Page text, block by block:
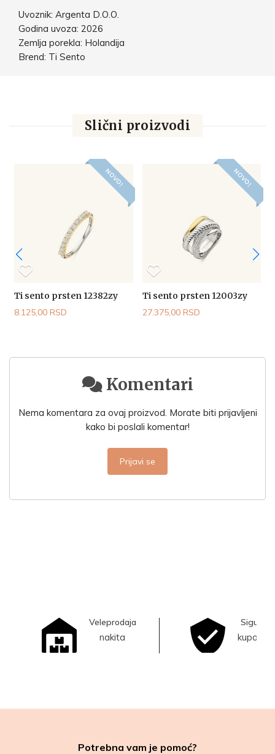
Uvoznik: Argenta D.O.O.
Godina uvoza: 2026
Zemlja porekla: Holandija
Brend: Ti Sento
Slični proizvodi
NOVO!
Ti sento prsten 12382zy
8.125,00 RSD
NOVO!
Ti sento prsten 12003zy
27.375,00 RSD
Komentari
Nema komentara za ovaj proizvod. Morate biti prijavljeni
kako bi poslali komentar!
Prijavi se
Veleprodaja
nakita
Sigurna
kupovina
Potrebna vam je pomoć?